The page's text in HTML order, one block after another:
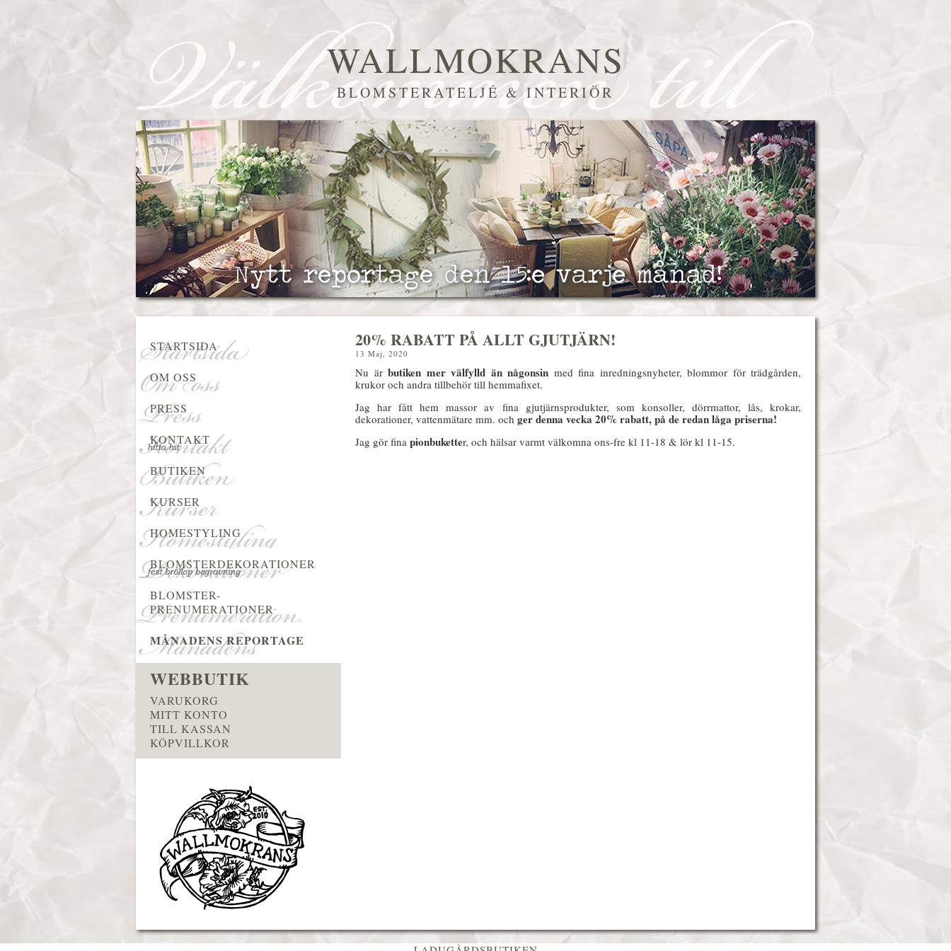
WALLMOKRANS
BLOMSTERATELJÉ & INTERIÖR
20% RABATT PÅ ALLT GJUTJÄRN!
13 Maj, 2020
Nu är butiken mer välfylld än någonsin med fina inredningsnyheter, blommor för trädgården,
krukor och andra tillbehör till hemmafixet.
Jag har fått hem massor av fina gjutjärnsprodukter, som konsoller, dörrmattor, lås, krokar,
dekorationer, vattenmätare mm. och ger denna vecka 20% rabatt, på de redan låga priserna!
Jag gör fina pionbuketter, och hälsar varmt välkomna ons-fre kl 11-18 & lör kl 11-15.
STARTSIDA
OM OSS
PRESS
KONTAKT
BUTIKEN
KURSER
HOMESTYLING
BLOMSTERDEKORATIONER
BLOMSTER-
PRENUMERATIONER
MÅNADENS REPORTAGE
WEBBUTIK
VARUKORG
MITT KONTO
TILL KASSAN
KÖPVILLKOR